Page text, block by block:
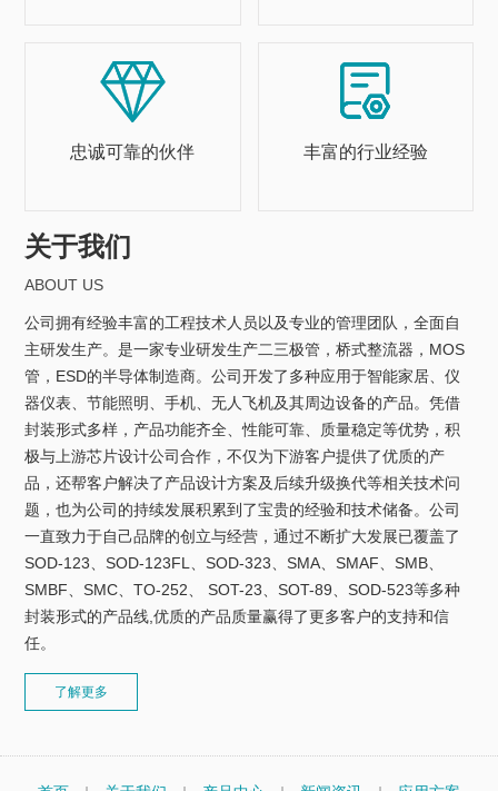
忠诚可靠的伙伴 丰富的行业经验
关于我们
ABOUT US
公司拥有经验丰富的工程技术人员以及专业的管理团队，全面自
主研发生产。是一家专业研发生产二三极管，桥式整流器，MOS
管，ESD的半导体制造商。公司开发了多种应用于智能家居、仪
器仪表、节能照明、手机、无人飞机及其周边设备的产品。凭借
封装形式多样，产品功能齐全、性能可靠、质量稳定等优势，积
极与上游芯片设计公司合作，不仅为下游客户提供了优质的产
品，还帮客户解决了产品设计方案及后续升级换代等相关技术问
题，也为公司的持续发展积累到了宝贵的经验和技术储备。公司
一直致力于自己品牌的创立与经营，通过不断扩大发展已覆盖了
SOD-123、SOD-123FL、SOD-323、SMA、SMAF、SMB、
SMBF、SMC、TO-252、 SOT-23、SOT-89、SOD-523等多种
封装形式的产品线,优质的产品质量赢得了更多客户的支持和信
任。
了解更多